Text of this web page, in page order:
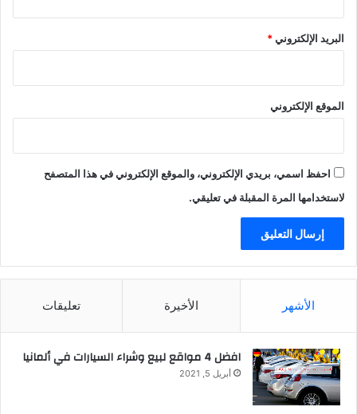
البريد الإلكتروني*
الموقع الإلكتروني
احفظ اسمي، بريدي الإلكتروني، والموقع الإلكتروني في هذا المتصفح
لاستخدامها المرة المقبلة في تعليقي.
الأشهر الأخيرة تعليقات
افضل 4 مواقع لبيع وشراء السيارات في ألمانيا
أبريل 5, 2021